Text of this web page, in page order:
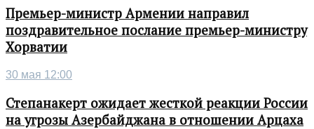
Премьер-министр Армении направил
поздравительное послание премьер-министру
Хорватии
30 мая 12:00
Степанакерт ожидает жесткой реакции России
на угрозы Азербайджана в отношении Арцаха